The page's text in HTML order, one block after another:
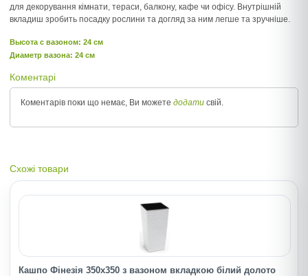
для декорування кімнати, тераси, балкону, кафе чи офісу. Внутрішній
вкладиш зробить посадку рослини та догляд за ним легше та зручніше.
Высота c вазоном: 24 см
Диаметр вазона: 24 см
Коментарі
Коментарів поки що немає, Ви можете додати свій.
Схожі товари
Кашпо Фінезія 350х350 з вазоном вкладкою білий долото